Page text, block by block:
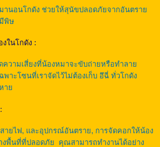
านอนโกดัง ช่วยให้สุนัขปลอดภัยจากอันตราย
พิษ
ในโกดัง :
ความเสี่ยงที่น้องหมาจะขับถ่ายหรือทำลาย
พาะโซนที่เราจัดไว้ไม่ต้องเก็บ อึฉี่ ทั่วโกดัง
าย
ายไฟ, และอุปกรณ์อันตราย, การจัดคอกให้น้อง
งพื้นที่ที่ปลอดภัย คุณสามารถทำงานได้อย่าง